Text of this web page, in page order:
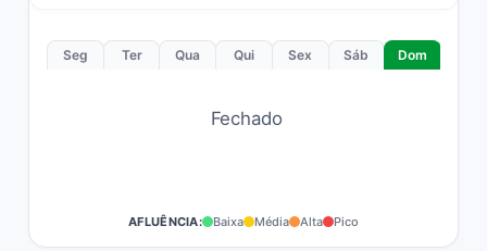
Seg Ter Qua Qui Sex Sáb Dom
Fechado
AFLUÊNCIA: Baixa Média Alta Pico